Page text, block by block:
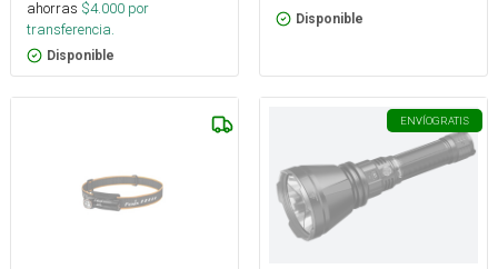
ahorras $4.000 por
transferencia.
Disponible
Disponible
ENVÍOGRATIS